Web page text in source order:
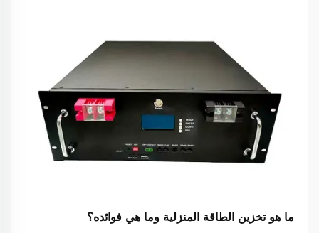
ما هو تخزين الطاقة المنزلية وما هي فوائده؟